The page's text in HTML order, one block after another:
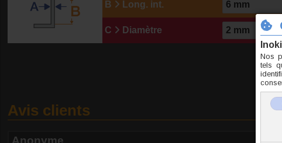
B Long. int.
C Diamètre
Avis clients
Anonyme